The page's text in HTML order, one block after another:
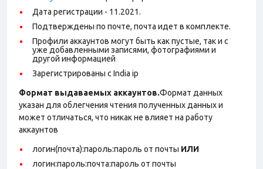
Дата регистрации - 11.2021.
Подтверждены по почте, почта идет в комплекте.
Профили аккаунтов могут быть как пустые, так и с
уже добавленными записями, фотографиями и
другой информацией
Зарегистрированы с India ip
Формат выдаваемых аккаунтов.Формат данных
указан для облегчения чтения полученных данных и
может отличаться, что никак не влияет на работу
аккаунтов
логин(почта):пароль:пароль от почты ИЛИ
логин:пароль:почта:пароль от почты